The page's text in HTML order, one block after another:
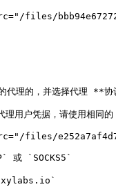
files/
理的，并选择代理 **
理用户凭据，请使用
files/
或 `SOCKS5`